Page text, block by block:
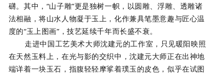
礴。其中，“山子雕”更是独树一帜，以圆雕、浮雕、透雕诸
法相融，将山水人物凝于玉上，化作兼具笔墨意趣与匠心温
度的“玉上图画”，技艺延续千年而长盛不衰。
走进中国工艺美术大师沈建元的工作室，只见暖阳映照
在天然玉料上，在光与影的交织中，沈建元大师正在出神地
端详着一块玉石，指腹轻轻摩挲着璞玉的皮色，似乎在试图